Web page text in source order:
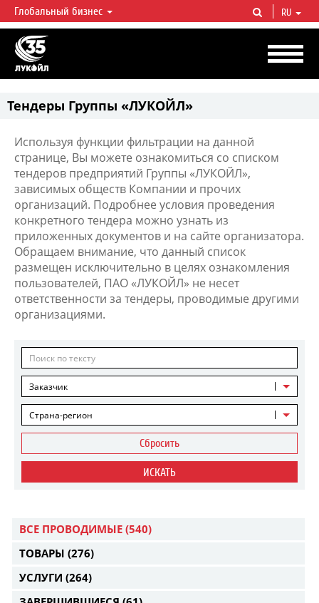
ЛУКОЙЛ СЕГОДНЯ
ЛУКОЙЛ — одна из крупнейших вертикально интегрированных
нефтегазовых компаний в мире, на долю которой приходится более 2%
мировой добычи нефти и около 1% доказанных запасов углеводородов.
Глобальный бизнес RU
Тендеры Группы «ЛУКОЙЛ»
Используя функции фильтрации на данной
странице, Вы можете ознакомиться со списком
тендеров предприятий Группы «ЛУКОЙЛ»,
зависимых обществ Компании и прочих
организаций. Подробнее условия проведения
конкретного тендера можно узнать из
приложенных документов и на сайте организатора.
Обращаем внимание, что данный список
размещен исключительно в целях ознакомления
пользователей, ПАО «ЛУКОЙЛ» не несет
ответственности за тендеры, проводимые другими
организациями.
Заказчик
Страна-регион
Сбросить
ИСКАТЬ
ВСЕ ПРОВОДИМЫЕ (540)
ТОВАРЫ (276)
УСЛУГИ (264)